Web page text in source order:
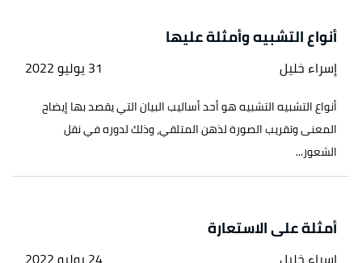
أنواع التشبيه وأمثلة عليها
إسراء خليل 31 يوليو 2022
أنواع التشبيه التشبيه هو أحد أساليب البيان التي يقصد بها إيضاح
المعنى وتقريب الصورة لذهن المتلقي، وذلك لدوره في نقل
الشعور...
أمثلة على الاستعارة